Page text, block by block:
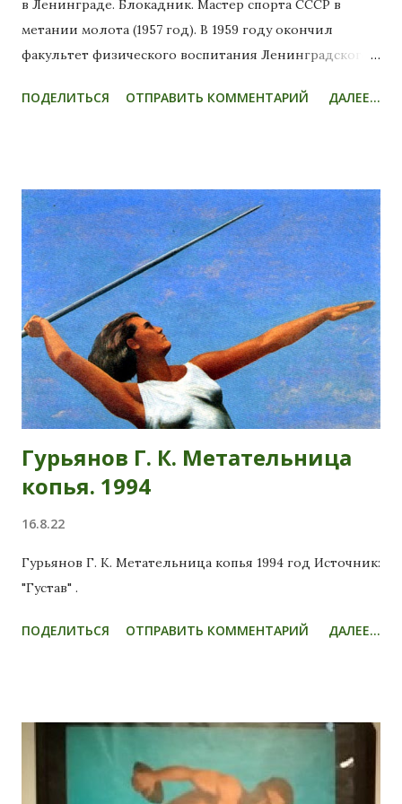
в Ленинграде. Блокадник. Мастер спорта СССР в
метании молота (1957 год). В 1959 году окончил
факультет физического воспитания Ленинградского
Герцена. Работал учителем физкультуры школы № 137,
"Буревестника", ШВСМ, сборной Ленинграда и СССР.
Подготовил олимпийского чемпиона в метании
диска на Олимпиаде-80 в Москве Виктора Ращупкина
и бронзового призёра в метании молота на
Олимпиаде-92 в Барселоне Игоря Никулина.
Заслуженный тренер СССР. Скончался Юрий
Павлович 3 марта 2012 года в Санкт-Петербурге. ДИСК
НАД ЛУЖНИКАМИ Юрий Павлович ФЁДОРОВ
тренировал Виктора Ращупкина – чемпиона Игр ХХII
Олимпиады (Москва, 1980 г.) в метании диска. ЮНОШИ
С МОЛОТОМ Ленинградец, житель блокадного
города, воспитанник школы Алексеева 16-летний
ПОДЕЛИТЬСЯ ОТПРАВИТЬ КОММЕНТАРИЙ ДАЛЕЕ...
Гурьянов Г. К. Метательница
копья. 1994
16.8.22
Гурьянов Г. К. Метательница копья 1994 год Источник:
"Густав" .
ПОДЕЛИТЬСЯ ОТПРАВИТЬ КОММЕНТАРИЙ ДАЛЕЕ...